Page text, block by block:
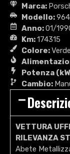
Marca:
Modello:964
Anno:01/
Km:174315
Colore:
Potenza
Cambio:
VETTURA
RILEVANZA
Abete